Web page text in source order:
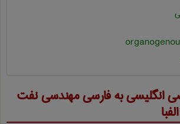
انگلیسی به فارسیمهندسی نفت